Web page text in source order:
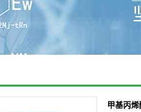
甲基丙